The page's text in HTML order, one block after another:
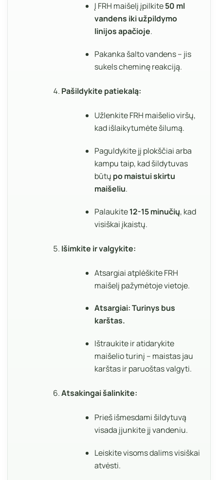
Į FRH maišelį įpilkite50 ml
vandens iki užpildymo
linijos apačioje.
Pakanka šalto vandens – jis
sukels cheminę reakciją.
Pašildykite patiekalą:
Užlenkite FRH maišelio viršų,
kad išlaikytumėte šilumą.
Paguldykite jį plokščiai arba
kampu taip, kad šildytuvas
būtų po maistui skirtu
maišeliu.
Palaukite12-15 minučių, kad
visiškai įkaistų.
Išimkite ir valgykite:
Atsargiai atplėškite FRH
maišelį pažymėtoje vietoje.
Atsargiai: Turinys bus
karštas.
Ištraukite ir atidarykite
maišelio turinį – maistas jau
karštas ir paruoštas valgyti.
Atsakingai šalinkite:
Prieš išmesdami šildytuvą
visada įjunkite jį vandeniu.
Leiskite visoms dalims visiškai
atvėsti.